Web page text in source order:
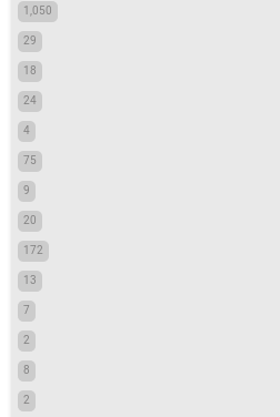
1,050
29
18
24
4
75
9
20
172
13
7
2
8
2